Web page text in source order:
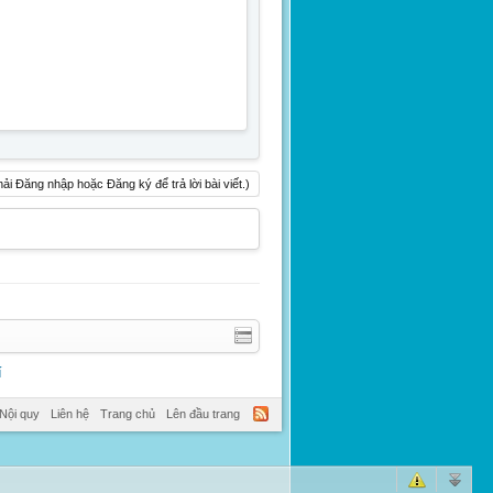
Đăng nhập hoặc Đăng ký để trả lời bài viết.)
quy Liên hệ Trang chủ Lên đầu trang